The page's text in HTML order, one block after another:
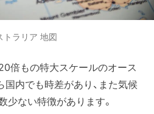
トラリア 地図
倍もの特大スケールのオース
国内でも時差があり、また気候
少ない特徴があります。